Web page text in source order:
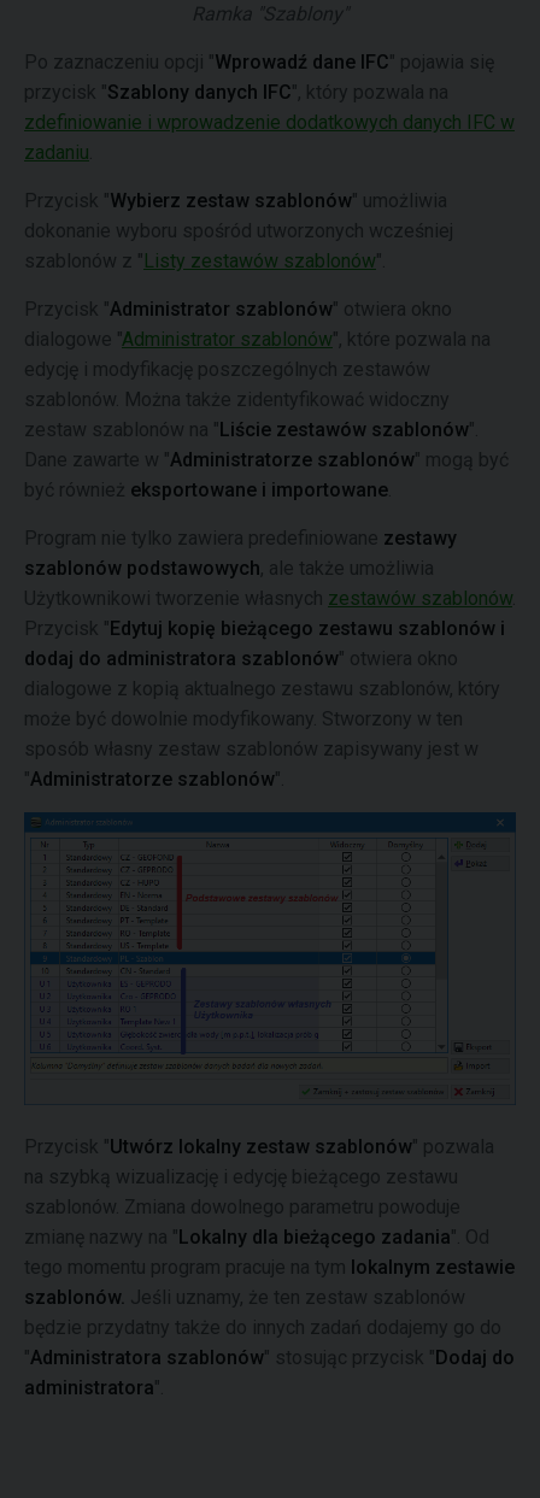
Ramka "Szablony"
Po zaznaczeniu opcji "Wprowadź dane IFC" pojawia się
przycisk "Szablony danych IFC", który pozwala na
zdefiniowanie i wprowadzenie dodatkowych danych IFC w
zadaniu
Przycisk "Wybierz zestaw szablonów" umożliwia
dokonanie wyboru spośród utworzonych wcześniej
szablonów z "Listy zestawów szablonów".
Przycisk "Administrator szablonów" otwiera okno
dialogowe "Administrator szablonów", które pozwala na
edycję i modyfikację poszczególnych zestawów
szablonów. Można także zidentyfikować widoczny
zestaw szablonów na "Liście zestawów szablonów".
Dane zawarte w "Administratorze szablonów" mogą być
być również eksportowane i importowane
Program nie tylko zawiera predefiniowane zestawy
szablonów podstawowych, ale także umożliwia
Użytkownikowi tworzenie własnych zestawów szablonów
Przycisk "Edytuj kopię bieżącego zestawu szablonów i
dodaj do administratora szablonów" otwiera okno
dialogowe z kopią aktualnego zestawu szablonów, który
może być dowolnie modyfikowany. Stworzony w ten
sposób własny zestaw szablonów zapisywany jest w
"Administratorze szablonów".
Przycisk "Utwórz lokalny zestaw szablonów" pozwala
na szybką wizualizację i edycję bieżącego zestawu
szablonów. Zmiana dowolnego parametru powoduje
zmianę nazwy na "Lokalny dla bieżącego zadania". Od
tego momentu program pracuje na tym lokalnym zestawie
szablonów. Jeśli uznamy, że ten zestaw szablonów
będzie przydatny także do innych zadań dodajemy go do
"Administratora szablonów" stosując przycisk "Dodaj do
administratora".